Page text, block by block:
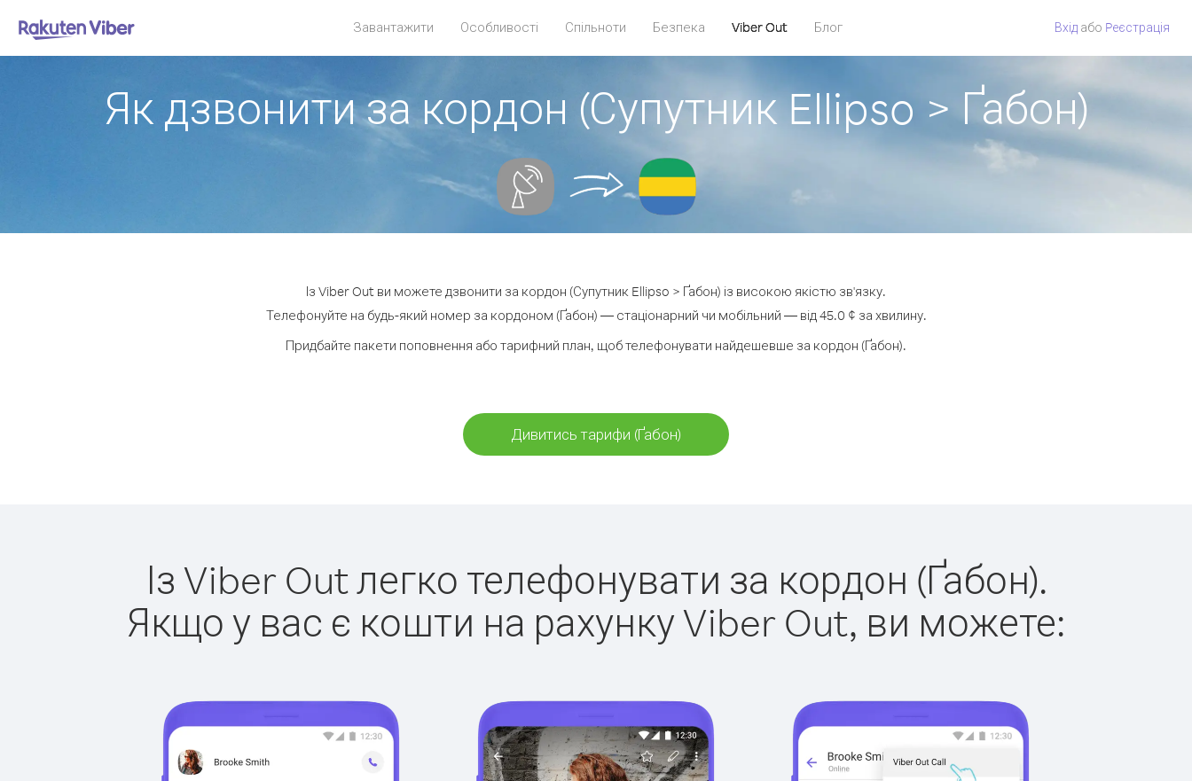
Завантажити Особливості Спільноти Безпека Viber Out Блог Вхід або Pеєстрація
Як дзвонити за кордон (Супутник Ellipso > Ґабон)
Із Viber Out ви можете дзвонити за кордон (Супутник Ellipso > Ґабон) із високою якістю зв'язку.
Телефонуйте на будь-який номер за кордоном (Ґабон) — стаціонарний чи мобільний — від 45.0 ¢ за хвилину.
Придбайте пакети поповнення або тарифний план, щоб телефонувати найдешевше за кордон (Ґабон).
Дивитись тарифи (Ґабон)
Із Viber Out легко телефонувати за кордон (Ґабон).
Якщо у вас є кошти на рахунку Viber Out, ви можете: